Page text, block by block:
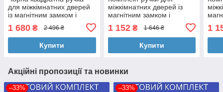
для міжкімнатних дверей
із магнітним замком і
циліндром 5 ключіTRION
RADIANT Z-49 Black
1 680 ₴ 2 496 ₴
Купити
міжкімнатних дверей із
магнітним замком і
кольорі TRION ELECTRA
AL-74 Black
1 152₴ 1 646 ₴
Купити
74
1
Акційні пропозиції та новинки
–33% –33%